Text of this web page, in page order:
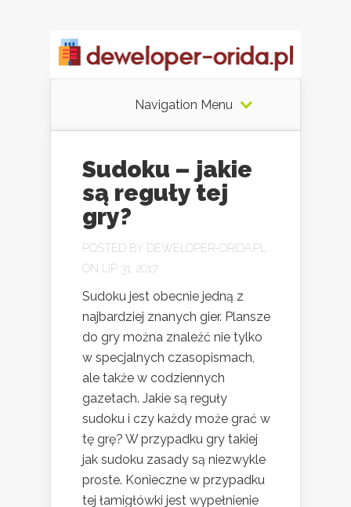
Navigation Menu
Sudoku – jakie
są reguły tej
gry?
POSTED BY DEWELOPER-ORIDA.PL
ON LIP 31, 2017
Sudoku jest obecnie jedną z
najbardziej znanych gier. Plansze
do gry można znaleźć nie tylko
w specjalnych czasopismach,
ale także w codziennych
gazetach. Jakie są reguły
sudoku i czy każdy może grać w
tę grę? W przypadku gry takiej
jak sudoku zasady są niezwykle
proste. Konieczne w przypadku
tej łamigłówki jest wypełnienie